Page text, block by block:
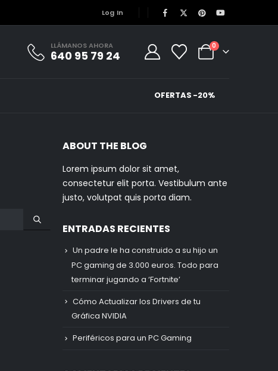
Log In
LLÁMANOS AHORA
640 95 79 24
0
OFERTAS -20%
ABOUT THE BLOG
Lorem ipsum dolor sit amet,
consectetur elit porta. Vestibulum ante
justo, volutpat quis porta diam.
ENTRADAS RECIENTES
Un padre le ha construido a su hijo un
PC gaming de 3.000 euros. Todo para
terminar jugando a ‘Fortnite’
Cómo Actualizar los Drivers de tu
Gráfica NVIDIA
Periféricos para un PC Gaming